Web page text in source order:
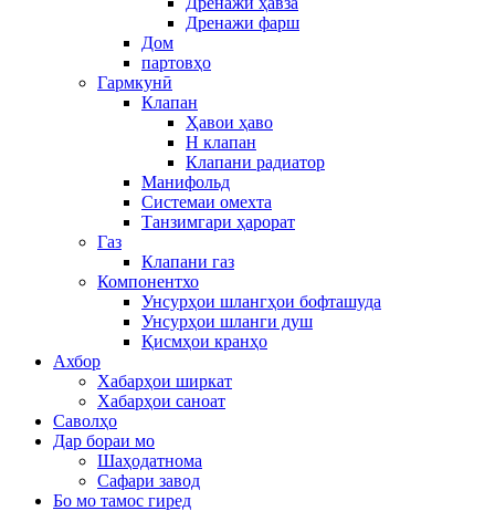
Дренажи фарш
Дом
партовҳо
Гармкунӣ
Клапан
Ҳавои ҳаво
H клапан
Клапани радиатор
Манифольд
Системаи омехта
Танзимгари ҳарорат
Газ
Клапани газ
Компонентхо
Унсурҳои шлангҳои бофташуда
Унсурҳои шланги душ
Қисмҳои кранҳо
Ахбор
Хабарҳои ширкат
Хабарҳои саноат
Саволҳо
Дар бораи мо
Шаҳодатнома
Сафари завод
Бо мо тамос гиред